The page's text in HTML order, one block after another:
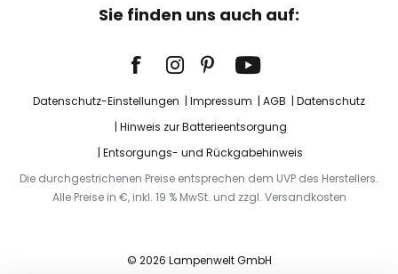
Sie finden uns auch auf:
Datenschutz-Einstellungen Impressum AGB
Datenschutz
Hinweis zur Batterieentsorgung
Entsorgungs- und Rückgabehinweis
Die durchgestrichenen Preise entsprechen dem UVP des Herstellers.
Alle Preise in €, inkl. 19 % MwSt. und zzgl. Versandkosten
© 2026 Lampenwelt GmbH